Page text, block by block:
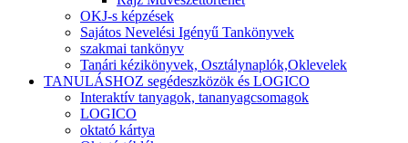
OKJ-s képzések
Sajátos Nevelési Igényű Tankönyvek
szakmai tankönyv
Tanári kézikönyvek, Osztálynaplók,Oklevelek
TANULÁSHOZ segédeszközök és LOGICO
Interaktív tanyagok, tananyagcsomagok
LOGICO
oktató kártya